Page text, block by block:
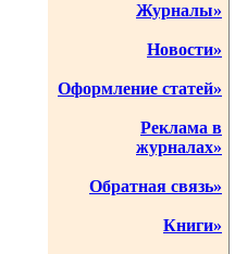
Журналы»
Новости»
Оформление статей»
Реклама в
журналах»
Обратная связь»
Книги»